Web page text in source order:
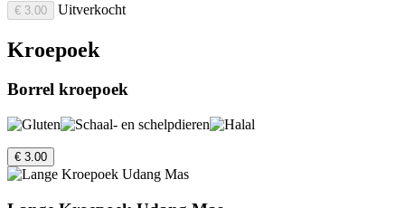
€ 3.00 Uitverkocht
Kroepoek
Borrel kroepoek
€ 3.00